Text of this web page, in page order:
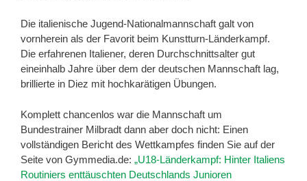
Die italienische Jugend-Nationalmannschaft galt von
vornherein als der Favorit beim Kunstturn-Länderkampf.
Die erfahrenen Italiener, deren Durchschnittsalter gut
eineinhalb Jahre über dem der deutschen Mannschaft lag,
brillierte in Diez mit hochkarätigen Übungen.
Komplett chancenlos war die Mannschaft um
Bundestrainer Milbradt dann aber doch nicht: Einen
vollständigen Bericht des Wettkampfes finden Sie auf der
Seite von Gymmedia.de: „U18-Länderkampf: Hinter Italiens
Routiniers enttäuschten Deutschlands Junioren